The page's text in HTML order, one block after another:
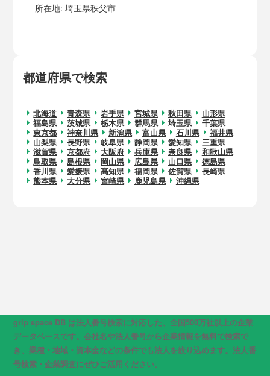
都道府県で検索
北海道 青森県 岩手県 宮城県 秋田県
山形県
福島県
茨城県 栃木県 群馬県 埼玉県
千葉県
東京都
神奈川県 新潟県 富山県 石川県
福井県
山梨県
長野県 岐阜県 静岡県 愛知県
三重県
滋賀県
京都府 大阪府 兵庫県 奈良県
和歌山県
鳥取県
島根県 岡山県 広島県 山口県
徳島県
香川県
愛媛県 高知県 福岡県 佐賀県
長崎県
熊本県
大分県 宮崎県 鹿児島県 沖縄県
所在地:埼玉県秩父市
grip space DB は法人番号検索に対応した、全国500万社以上の企業
データベースです。会社名や法人番号から企業情報を無料で検索で
き、業種・地域・資本金などの条件でも法人を絞り込めます。法人番
号検索・企業調査にぜひご活用ください。